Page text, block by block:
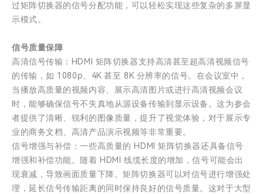
过矩阵切换器的信号分配功能，可以轻松实现这些复杂的多屏显
示模式。
信号质量保障
高清信号传输：HDMI 矩阵切换器支持高清甚至超高清视频信号
的传输，如 1080p、4K 甚至 8K 分辨率的信号。在会议室中，
当播放高质量的视频内容、展示高清图片或进行高清视频会议
时，能够确保信号不失真地从源设备传输到显示设备。这为参会
者提供了清晰、锐利的图像质量，提升了视觉体验，对于展示专
业的商务文档、高清产品演示视频等非常重要。
信号增强与补偿：一些高质量的 HDMI 矩阵切换器还具备信号
增强和补偿功能。随着 HDMI 线缆长度的增加，信号可能会出
现衰减，导致画面质量下降。矩阵切换器可以对信号进行增强处
理，延长信号传输距离的同时保持良好的信号质量。这对于大型